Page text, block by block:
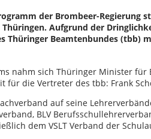
der Brombeer-Regierung
Aufgrund der
Thüringer Beamtenbundes (tbb)
nahm sich Thüringer Minister
für die Vertreter des tbb: Frank
auf seine
BLV
dem VSLT Verband der